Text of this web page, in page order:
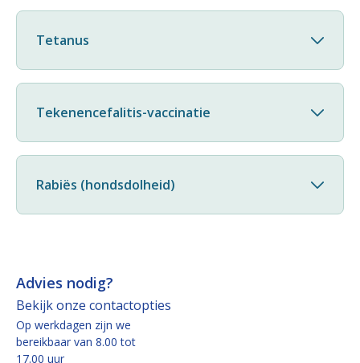
Tetanus
Tekenencefalitis-vaccinatie
Rabiës (hondsdolheid)
Advies nodig?
Bekijk onze contactopties
Op werkdagen zijn we
bereikbaar van 8.00 tot
17.00 uur